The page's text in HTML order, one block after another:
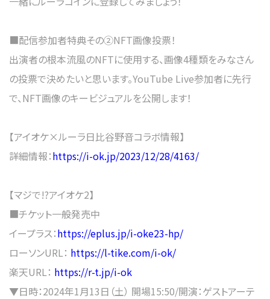
■配信参加者特典その②NFT画像投票！
出演者の根本流風のNFTに使用する、画像4種類をみなさん
の投票で決めたいと思います。YouTube Live参加者に先行
で、NFT画像のキービジュアルを公開します！
【アイオケ×ルーラ日比谷野音コラボ情報】
詳細情報：https://i-ok.jp/2023/12/28/4163/
【マジで!?アイオケ2】
■チケット一般発売中
イープラス：https://eplus.jp/i-oke23-hp/
ローソンURL： https://l-tike.com/i-ok/
楽天URL： https://r-t.jp/i-ok
▼日時：2024年1月13日（土） 開場15:50/開演：ゲストアーテ